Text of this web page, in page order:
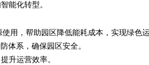
能化转型。
用，帮助园区降低能耗成本，实现绿色运
体系，确保园区安全。
升运营效率。